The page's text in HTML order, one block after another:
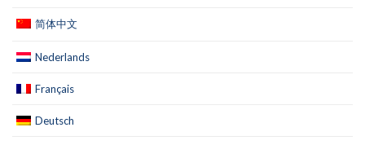
简体中文
Nederlands
Français
Deutsch